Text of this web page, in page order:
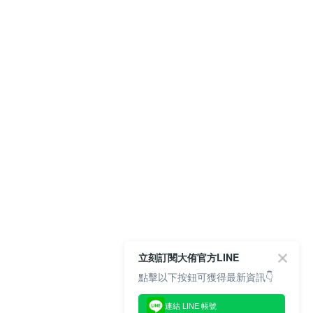
立刻訂閱大侑官方LINE
點擊以下按鈕可獲得最新資訊👇
連結 LINE 帳號